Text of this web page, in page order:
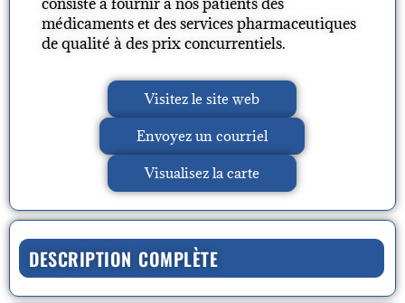
médicaments et des services pharmaceutiques
de qualité à des prix concurrentiels.
Visitez le site web
Envoyez un courriel
Visualisez la carte
DESCRIPTION COMPLÈTE